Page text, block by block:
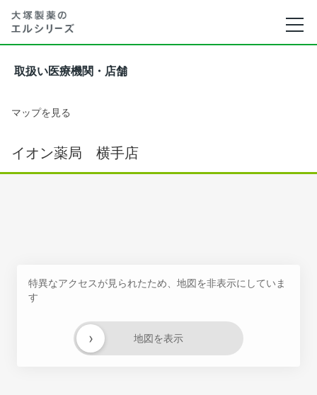
取扱い医療機関・店舗
マップを見る
イオン薬局 横手店
特異なアクセスが見られたため、地図を非表示にしていま
す
地図を表示
›